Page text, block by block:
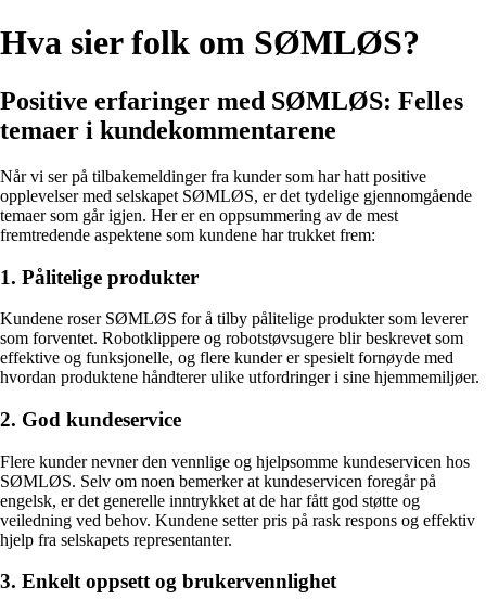
Hva sier folk om SØMLØS?
Positive erfaringer med SØMLØS: Felles
temaer i kundekommentarene
Når vi ser på tilbakemeldinger fra kunder som har hatt positive
opplevelser med selskapet SØMLØS, er det tydelige gjennomgående
temaer som går igjen. Her er en oppsummering av de mest
fremtredende aspektene som kundene har trukket frem:
1. Pålitelige produkter
Kundene roser SØMLØS for å tilby pålitelige produkter som leverer
som forventet. Robotklippere og robotstøvsugere blir beskrevet som
effektive og funksjonelle, og flere kunder er spesielt fornøyde med
hvordan produktene håndterer ulike utfordringer i sine hjemmemiljøer.
2. God kundeservice
Flere kunder nevner den vennlige og hjelpsomme kundeservicen hos
SØMLØS. Selv om noen bemerker at kundeservicen foregår på
engelsk, er det generelle inntrykket at de har fått god støtte og
veiledning ved behov. Kundene setter pris på rask respons og effektiv
hjelp fra selskapets representanter.
3. Enkelt oppsett og brukervennlighet